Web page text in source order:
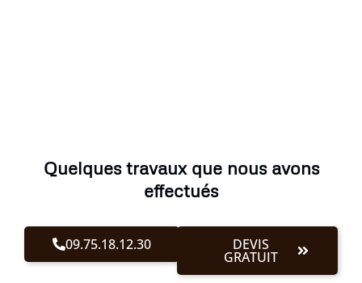
Quelques travaux que nous avons
effectués
09.75.18.12.30 DEVIS
GRATUIT